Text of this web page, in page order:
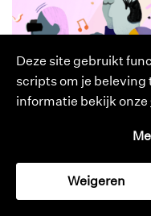
Deze site gebruikt
scripts om je beleving
informatie bekijk onze
Weigeren
cultuurmonitor